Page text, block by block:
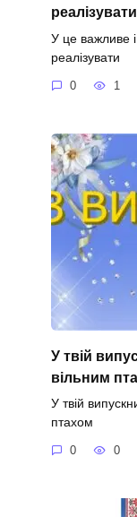
У це важливе
реалізувати
0 1
У твій
вільним
У твій
птахом
0 0